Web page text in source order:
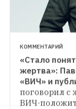
КОММЕНТАРИЙ
«Стало
жертва»:
«ВИЧ» и
поговорил с
ВИЧ-